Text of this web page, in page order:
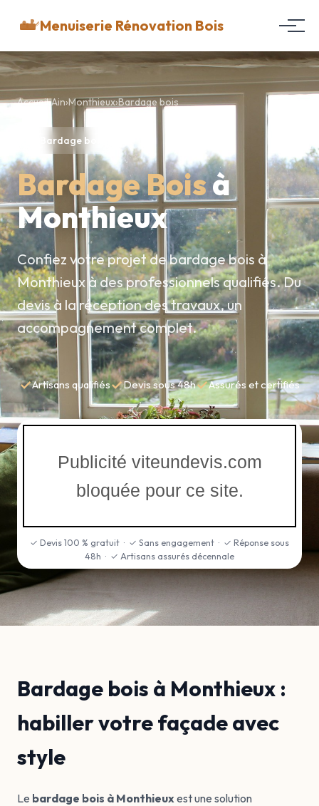
Menuiserie Rénovation Bois
Accueil›Ain›Monthieux›Bardage bois
Bardage bois
Bardage Boisà
Monthieux
Confiez votre projet de bardage bois à
Monthieux à des professionnels qualifiés. Du
devis à la réception des travaux, un
accompagnement complet.
✓Artisans qualifiés✓Devis sous 48h✓Assurés et certifiés
Publicité viteundevis.com
bloquée pour ce site.
✓ Devis 100 % gratuit · ✓ Sans engagement · ✓ Réponse sous
48h · ✓ Artisans assurés décennale
Bardage bois à Monthieux :
habiller votre façade avec
style
Le bardage bois à Monthieuxest une solution